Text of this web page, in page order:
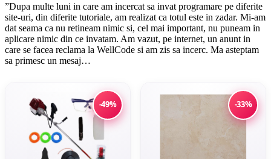
”Dupa multe luni in care am incercat sa invat programare pe diferite
site-uri, din diferite tutoriale, am realizat ca totul este in zadar. Mi-am
dat seama ca nu retineam nimic si, cel mai important, nu puneam in
aplicare nimic din ce invatam. Am vazut, pe internet, un anunt in
care se facea reclama la WellCode si am zis sa incerc. Ma asteptam
sa primesc un mesaj…
-49% -33%